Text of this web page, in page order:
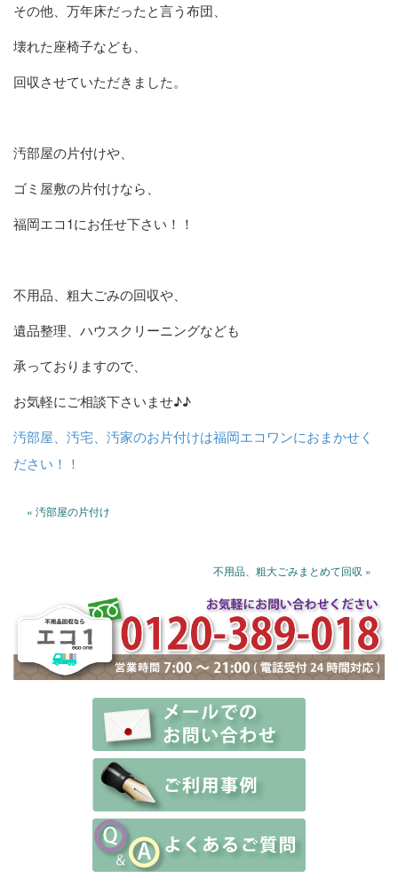
その他、万年床だったと言う布団、
壊れた座椅子なども、
回収させていただきました。
汚部屋の片付けや、
ゴミ屋敷の片付けなら、
福岡エコ1にお任せ下さい！！
不用品、粗大ごみの回収や、
遺品整理、ハウスクリーニングなども
承っておりますので、
お気軽にご相談下さいませ♪♪
汚部屋、汚宅、汚家のお片付けは福岡エコワンにおまかせく
ださい！！
« 汚部屋の片付け
不用品、粗大ごみまとめて回収 »